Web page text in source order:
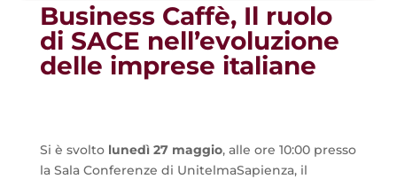
Business Caffè, Il ruolo
di SACE nell’evoluzione
delle imprese italiane
Si è svolto lunedì 27 maggio, alle ore 10:00 presso
la Sala Conferenze di UnitelmaSapienza, il